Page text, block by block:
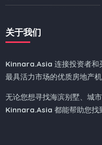
关于我们
Kinnara.Asia 连接投资者和
最具活力市场的优质房地产机
无论您想寻找海滨别墅、城
Kinnara.Asia 都能帮助您找